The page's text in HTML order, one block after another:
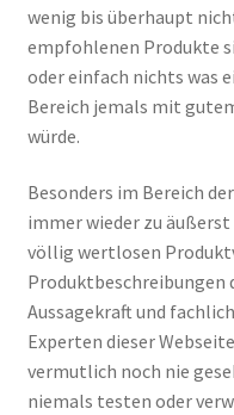
wenig bis überhaupt
empfohlenen Produkte
oder einfach nichts was
Bereich jemals mit
würde.
Besonders im Bereich
immer wieder zu
völlig wertlosen
Aussagekraft und
Experten dieser
vermutlich noch nie
niemals testen oder